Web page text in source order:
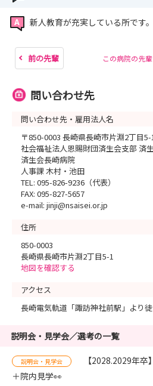
新人教育が充実している所です。
前の先輩 この病院の先
問い合わせ先
問い合わせ先・雇用法人名
〒850-0003 長崎県長崎市片淵2丁目5-1
社会福祉法人恩賜財団済生会支部 済
済生会長崎病院
人事課 木村・池田
TEL: 095-826-9236（代表）
FAX: 095-827-5657
e-mail: jinji@nsaisei.or.jp
住所
850-0003
長崎県長崎市片淵2丁目5-1
地図を確認する
アクセス
長崎電気軌道「諏訪神社前駅」より
説明会・見学会／選考の一覧
説明会・見学会
【2028.2029年
＋院内見学👀